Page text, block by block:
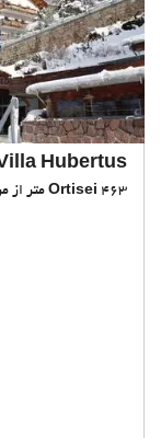
Hubertus
Ortisei 463 متر از مرکز شهر